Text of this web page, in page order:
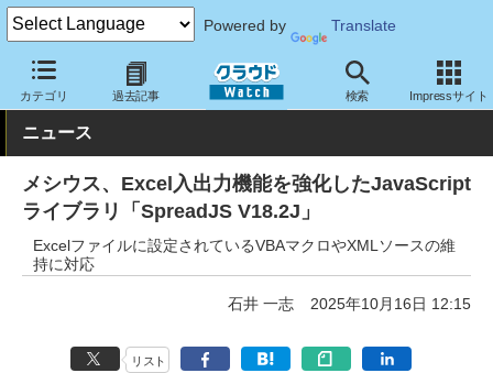
Powered by Translate
カテゴリ 過去記事 検索 Impressサイト
クラウド Watch サービス・ソフト ソフトウェア 開発関連
ニュース
メシウス、Excel入出力機能を強化したJavaScript
ライブラリ「SpreadJS V18.2J」
Excelファイルに設定されているVBAマクロやXMLソースの維
持に対応
石井 一志 2025年10月16日 12:15
リスト